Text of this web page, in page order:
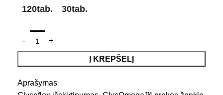
120tab. 30tab.
Į KREPŠELĮ
Aprašymas